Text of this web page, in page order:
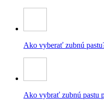
Ako vyberať zubnú
Ako vybrať zubnú pastu